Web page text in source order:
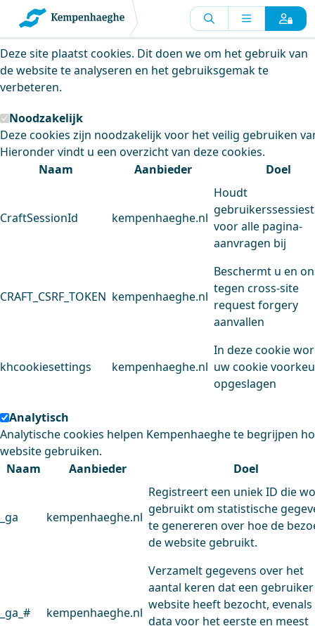
Kempenhaeghe maakt gebruik van
cookies
Deze site plaatst cookies. Dit doen we om het gebruik van
de website te analyseren en het gebruiksgemak te
verbeteren.
Noodzakelijk
Deze cookies zijn noodzakelijk voor het veilig gebruiken
Hieronder vindt u een overzicht van deze cookies.
Naam
Aanbieder Doel
CraftSessionId kempenhaeghe.nl
Houdt
voor alle pagina-
aanvragen bij
CRAFT_CSRF_TOKEN kempenhaeghe.nl
Beschermt u en
tegen cross-site
request forgery
aanvallen
khcookiesettings kempenhaeghe.nl
In deze cookie
uw cookie
opgeslagen
Analytisch
Analytische cookies helpen Kempenhaeghe te begrijpen
website gebruiken.
Naam
Aanbieder Doel
_ga kempenhaeghe.nl
Registreert een uniek ID die
gebruikt om statistische
te genereren over hoe de
de website gebruikt.
_ga_# kempenhaeghe.nl
Verzamelt gegevens over het
aantal keren dat een
website heeft bezocht, evenals
data voor het eerste en meest